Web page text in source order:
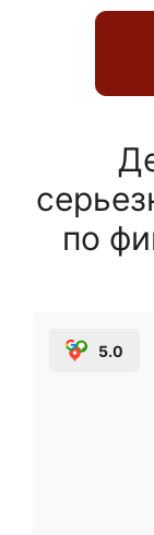
по
5.0